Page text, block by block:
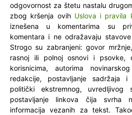
odgovornost za štetu nastalu
zbog kršenja ovih Uslova i pravila
iznešena u komentarima su
komentara i ne odražavaju
Strogo su zabranjeni: govor
rasnoj ili polnoj osnovi i psovke,
korisnicima, autorima
redakcije, postavljanje sadržaja i
politički ekstremnog, uvredljivog
postavljanje linkova čija svrha
informacija vezanih za tekst.